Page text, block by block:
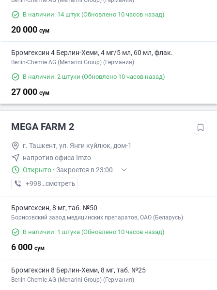
В наличии: 14 штук (Обновлено 10 часов назад)
20 000 сум
Бромгексин 4 Берлин-Хеми, 4 мг/5 мл, 60 мл, флак.
Berlin-Chemie AG (Menarini Group) (Германия)
В наличии: 2 штуки (Обновлено 10 часов назад)
27 000 сум
MEGA FARM 2
г. Ташкент, ул. Янги куйлюк, дом-1
напротив офиса Imzo
Открыто · Закроется в 23:00
+998 (71) XXX-XX-XX
смотреть
Бромгексин, 8 мг, таб. №50
Борисовский завод медицинских препаратов, ОАО (Беларусь)
В наличии: 1 штука (Обновлено 10 часов назад)
6 000 сум
Бромгексин 8 Берлин-Хеми, 8 мг, таб. №25
Berlin-Chemie AG (Menarini Group) (Германия)